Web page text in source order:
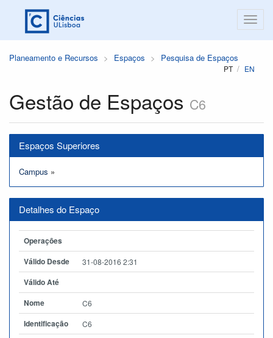
Planeamento e Recursos Espaços Pesquisa de Espaços
PT EN
Gestão de Espaços C6
Espaços Superiores
Campus »
Detalhes do Espaço
Operações
Válido Desde
31-08-2016 2:31
Válido Até
Nome
C6
Identificação C6